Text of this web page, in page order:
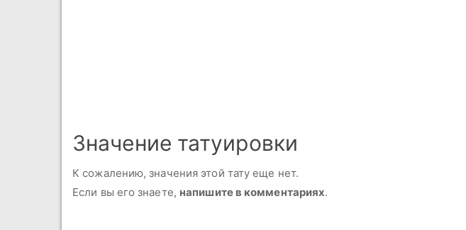
Значение татуировки
К сожалению, значения этой тату еще нет.
Если вы его знаете, напишите в комментариях.